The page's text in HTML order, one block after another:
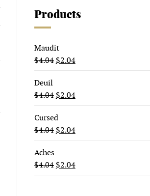
Products
Maudit
$4.04 $2.04
Deuil
$4.04 $2.04
Cursed
$4.04 $2.04
Aches
$4.04 $2.04